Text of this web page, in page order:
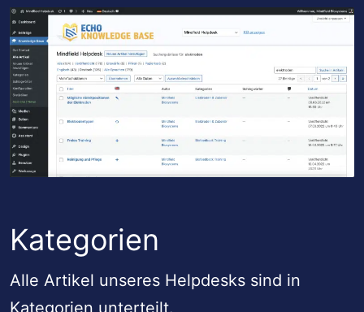
Kategorien
Alle Artikel unseres Helpdesks sind in